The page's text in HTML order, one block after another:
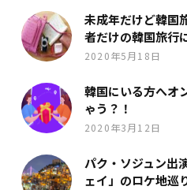
未成年だけど韓国
者だけの韓国旅行
2020年5月18日
韓国にいる方へオ
ゃう？！
2020年3月12日
パク・ソジュン出
ェイ」のロケ地巡